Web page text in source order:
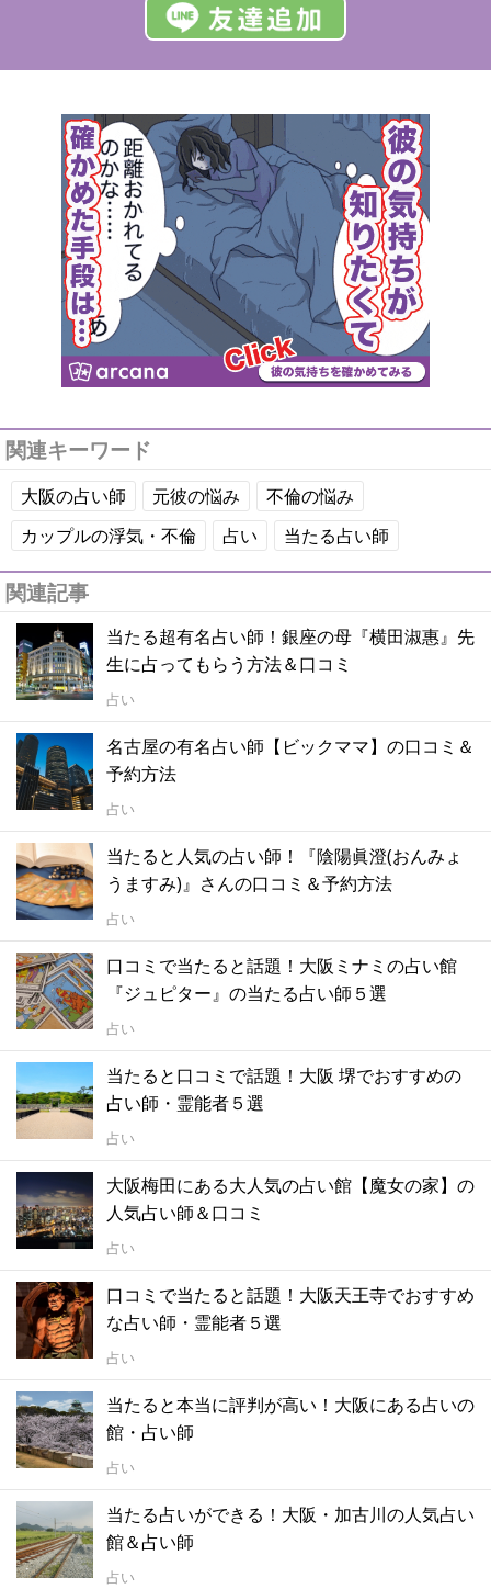
関連キーワード
大阪の占い師 元彼の悩み
不倫の悩み
カップルの浮気・不倫
占い 当たる占い師
関連記事
当たる超有名占い師！銀座の母『横田淑惠』先
生に占ってもらう方法＆口コミ
占い
名古屋の有名占い師【ビックママ】の口コミ＆
予約方法
占い
当たると人気の占い師！『陰陽眞澄(おんみょ
うますみ)』さんの口コミ＆予約方法
占い
口コミで当たると話題！大阪ミナミの占い館
『ジュピター』の当たる占い師５選
占い
当たると口コミで話題！大阪 堺でおすすめの
占い師・霊能者５選
占い
大阪梅田にある大人気の占い館【魔女の家】の
人気占い師＆口コミ
占い
口コミで当たると話題！大阪天王寺でおすすめ
な占い師・霊能者５選
占い
当たると本当に評判が高い！大阪にある占いの
館・占い師
占い
当たる占いができる！大阪・加古川の人気占い
館＆占い師
占い